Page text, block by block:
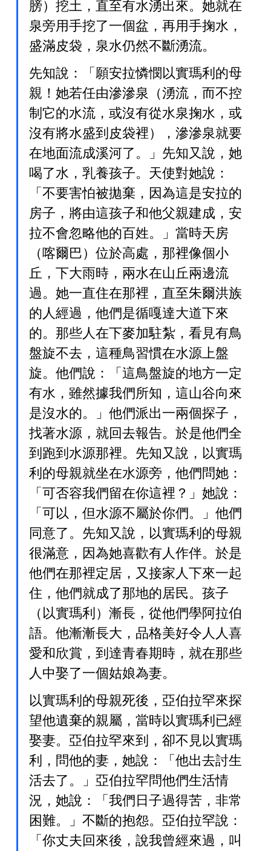
膀）挖土，直至有水湧出來。她就在
泉旁用手挖了一個盆，再用手掬水，
盛滿皮袋，泉水仍然不斷湧流。
先知說：「願安拉憐憫以實瑪利的母
親！她若任由滲滲泉（湧流，而不控
制它的水流，或沒有從水泉掬水，或
沒有將水盛到皮袋裡），滲滲泉就要
在地面流成溪河了。」先知又說，她
喝了水，乳養孩子。天使對她說：
「不要害怕被拋棄，因為這是安拉的
房子，將由這孩子和他父親建成，安
拉不會忽略他的百姓。」當時天房
（喀爾巴）位於高處，那裡像個小
丘，下大雨時，兩水在山丘兩邊流
過。她一直住在那裡，直至朱爾洪族
的人經過，他們是循嘎達大道下來
的。那些人在下麥加駐紮，看見有鳥
盤旋不去，這種鳥習慣在水源上盤
旋。他們說：「這鳥盤旋的地方一定
有水，雖然據我們所知，這山谷向來
是沒水的。」他們派出一兩個探子，
找著水源，就回去報告。於是他們全
到跑到水源那裡。先知又說，以實瑪
利的母親就坐在水源旁，他們問她：
「可否容我們留在你這裡？」她說：
「可以，但水源不屬於你們。」他們
同意了。先知又說，以實瑪利的母親
很滿意，因為她喜歡有人作伴。於是
他們在那裡定居，又接家人下來一起
住，他們就成了那地的居民。 孩子
（以實瑪利）漸長，從他們學阿拉伯
語。他漸漸長大，品格美好令人人喜
愛和欣賞，到達青春期時，就在那些
人中娶了一個姑娘為妻。
以實瑪利的母親死後，亞伯拉罕來探
望他遺棄的親屬，當時以實瑪利已經
娶妻。亞伯拉罕來到，卻不見以實瑪
利，問他的妻，她說：「他出去討生
活去了。」亞伯拉罕問他們生活情
況，她說：「我們日子過得苦，非常
困難。」不斷的抱怨。亞伯拉罕說：
「你丈夫回來後，說我曾經來過，叫